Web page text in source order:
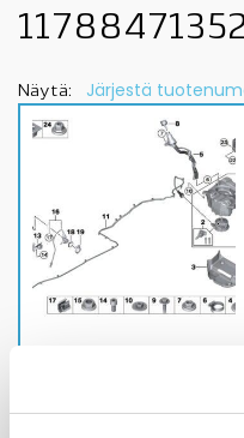
11788471352
Näytä: